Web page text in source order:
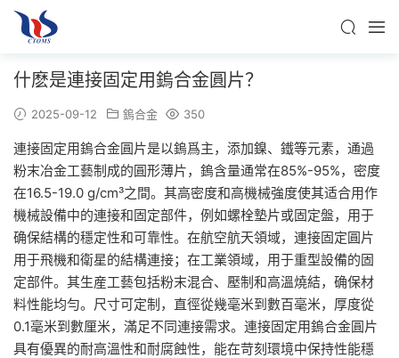
什麽是連接固定用鎢合金圓片？
2025-09-12 鎢合金 350
連接固定用鎢合金圓片是以鎢爲主，添加鎳、鐵等元素，通過
粉末冶金工藝制成的圓形薄片，鎢含量通常在85%-95%，密度
在16.5-19.0 g/cm³之間。其高密度和高機械強度使其适合用作
機械設備中的連接和固定部件，例如螺栓墊片或固定盤，用于
确保結構的穩定性和可靠性。在航空航天領域，連接固定圓片
用于飛機和衛星的結構連接；在工業領域，用于重型設備的固
定部件。其生産工藝包括粉末混合、壓制和高溫燒結，确保材
料性能均勻。尺寸可定制，直徑從幾毫米到數百毫米，厚度從
0.1毫米到數厘米，滿足不同連接需求。連接固定用鎢合金圓片
具有優異的耐高溫性和耐腐蝕性，能在苛刻環境中保持性能穩